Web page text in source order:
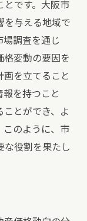
とです。大阪市
を与える地域で
場調査を通じ
格変動の要因を
を立てること
を持つこと
とができ、よ
このように、市
な役割を果たし